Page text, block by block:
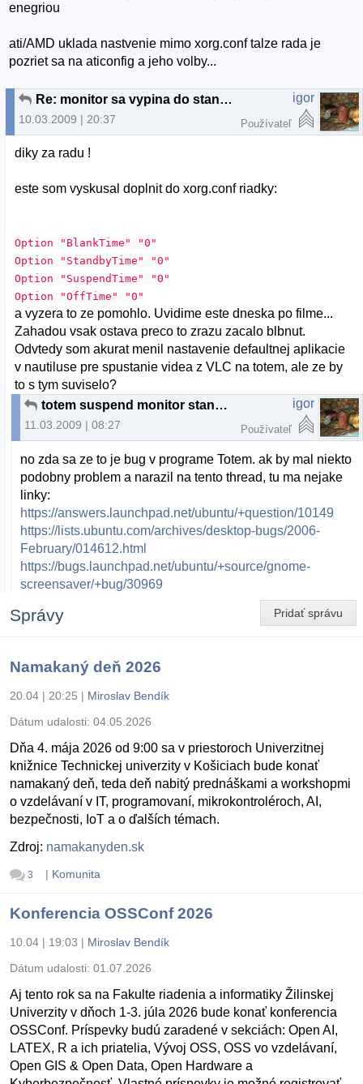
enegriou
ati/AMD uklada nastvenie mimo xorg.conf talze rada je
pozriet sa na aticonfig a jeho volby...
Re: monitor sa vypina do stand by modu
10.03.2009 | 20:37
igor
Používateľ
diky za radu !
este som vyskusal doplnit do xorg.conf riadky:
Option "BlankTime" "0"
Option "StandbyTime" "0"
Option "SuspendTime" "0"
Option "OffTime" "0"
a vyzera to ze pomohlo. Uvidime este dneska po filme...
Zahadou vsak ostava preco to zrazu zacalo blbnut.
Odvtedy som akurat menil nastavenie defaultnej aplikacie
v nautiluse pre spustanie videa z VLC na totem, ale ze by
to s tym suviselo?
totem suspend monitor standby ubuntu debian
11.03.2009 | 08:27
igor
Používateľ
no zda sa ze to je bug v programe Totem. ak by mal niekto
podobny problem a narazil na tento thread, tu ma nejake
linky:
https://answers.launchpad.net/ubuntu/+question/10149
https://lists.ubuntu.com/archives/desktop-bugs/2006-
February/014612.html
https://bugs.launchpad.net/ubuntu/+source/gnome-
screensaver/+bug/30969
Pridať správu
Správy
Namakaný deň 2026
20.04 | 20:25 | Miroslav Bendík
Dátum udalosti: 04.05.2026
Dňa 4. mája 2026 od 9:00 sa v priestoroch Univerzitnej
knižnice Technickej univerzity v Košiciach bude konať
namakaný deň, teda deň nabitý prednáškami a workshopmi
o vzdelávaní v IT, programovaní, mikrokontroléroch, AI,
bezpečnosti, IoT a o ďalších témach.
Zdroj: namakanyden.sk
3 | Komunita
Konferencia OSSConf 2026
10.04 | 19:03 | Miroslav Bendík
Dátum udalosti: 01.07.2026
Aj tento rok sa na Fakulte riadenia a informatiky Žilinskej
Univerzity v dňoch 1-3. júla 2026 bude konať konferencia
OSSConf. Príspevky budú zaradené v sekciách: Open AI,
LATEX, R a ich priatelia, Vývoj OSS, OSS vo vzdelávaní,
Open GIS & Open Data, Open Hardware a